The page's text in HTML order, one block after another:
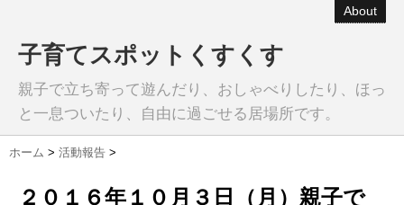
About
子育てスポットくすくす
親子で立ち寄って遊んだり、おしゃべりしたり、ほっ
と一息ついたり、自由に過ごせる居場所です。
ホーム > 活動報告 >
２０１６年１０月３日（月）親子で